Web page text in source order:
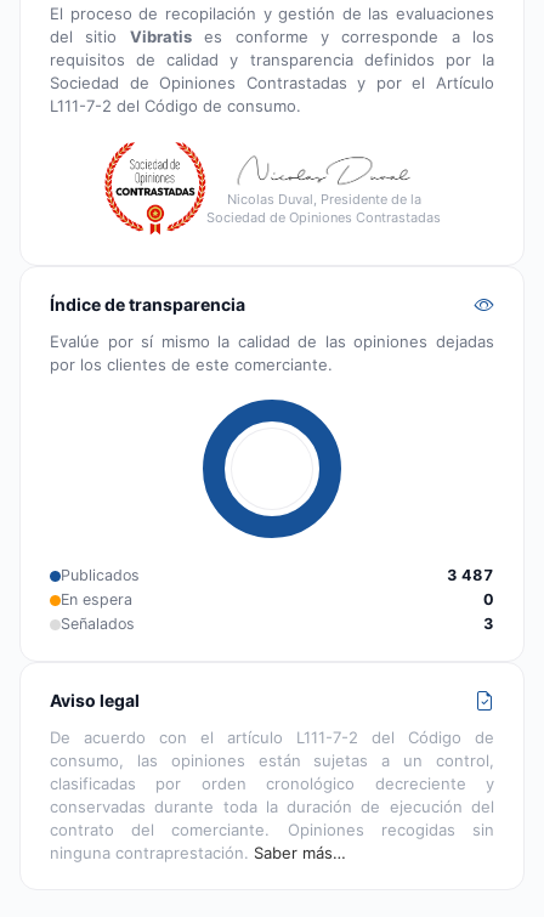
El proceso de recopilación y gestión de las evaluaciones
del sitio Vibratises conforme y corresponde a los
requisitos de calidad y transparencia definidos por la
Sociedad de Opiniones Contrastadas y por el Artículo
L111-7-2 del Código de consumo.
Nicolas Duval, Presidente de la
Sociedad de Opiniones Contrastadas
Índice de transparencia
Evalúe por sí mismo la calidad de las opiniones dejadas
por los clientes de este comerciante.
Publicados
3 487
En espera
0
Señalados
3
Aviso legal
De acuerdo con el artículo L111-7-2 del Código de
consumo, las opiniones están sujetas a un control,
clasificadas por orden cronológico decreciente y
conservadas durante toda la duración de ejecución del
contrato del comerciante. Opiniones recogidas sin
ninguna contraprestación. Saber más…